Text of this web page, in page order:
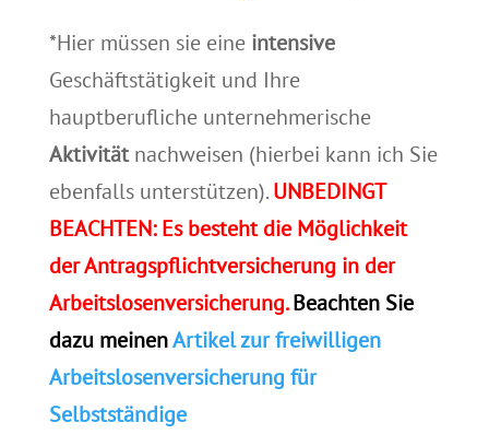
*Hier müssen sie eine intensive
Geschäftstätigkeit und Ihre
hauptberufliche unternehmerische
Aktivitätnachweisen (hierbei kann ich Sie
ebenfalls unterstützen).UNBEDINGT
BEACHTEN: Es besteht die Möglichkeit
der Antragspflichtversicherung in der
Arbeitslosenversicherung.Beachten Sie
dazu meinenArtikel zur freiwilligen
Arbeitslosenversicherung für
Selbstständige